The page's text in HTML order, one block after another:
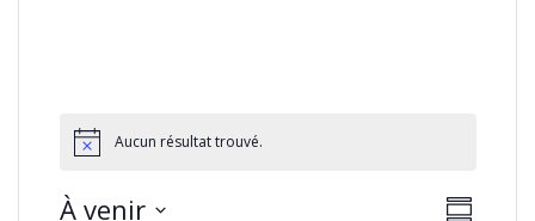
Aucun résultat trouvé.
À venir